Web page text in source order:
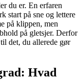
du er. En erfaren
start på sne og lettere
på klippen, men
på gletsjer. Derfor
det, du allerede gør
Hvad